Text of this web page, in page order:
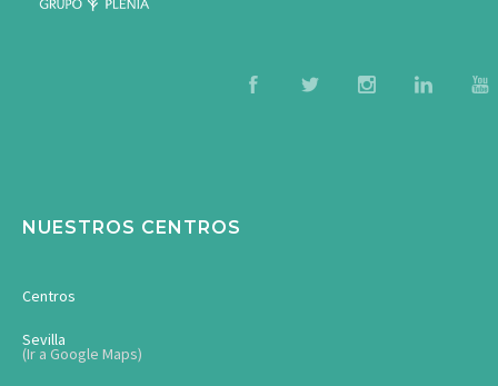
NUESTROS CENTROS
Centros
Sevilla
(Ir a Google Maps)